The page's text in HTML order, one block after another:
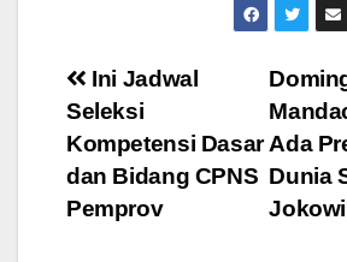
Post
navigation Ada
Dunia
Jokowi
Ini Jadwal
Seleksi
Kompetensi Dasar
dan Bidang CPNS
Pemprov